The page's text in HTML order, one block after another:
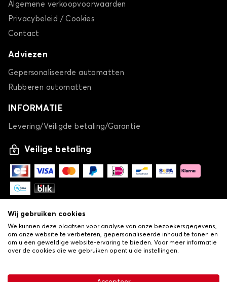
Algemene verkoopvoorwaarden
Privacybeleid / Cookies
Contact
Adviezen
Gepersonaliseerde automatten
Rubberen automatten
INFORMATIE
Levering/Veiligde betaling/Garantie
Veilige betaling
Algemene verkoopvoorwaarden•Privacy- en cookiebeleid
Wij gebruiken cookies
We kunnen deze plaatsen voor analyse van onze bezoekersgegevens,
om onze website te verbeteren, gepersonaliseerde inhoud te tonen en
om u een geweldige website-ervaring te bieden. Voor meer informatie
over de cookies die we gebruiken opent u de instellingen.